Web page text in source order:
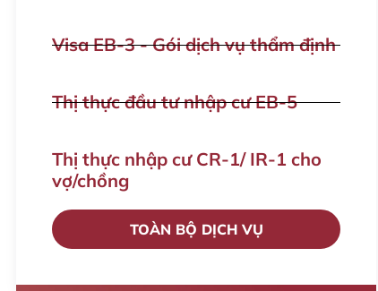
Visa EB-3 - Gói dịch vụ thẩm định
Thị thực đầu tư nhập cư EB-5
Thị thực nhập cư CR-1/ IR-1 cho
vợ/chồng
TOÀN BỘ DỊCH VỤ